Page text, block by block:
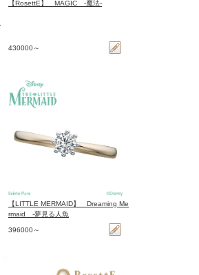
【RosettE】 MAGIC -魔法-
430000～
【LITTLE MERMAID】 Dreaming Me
rmaid -夢見る人魚
396000～